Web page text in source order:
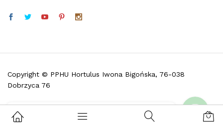
Copyright © PPHU Hortulus Iwona Bigońska, 76-038
Dobrzyca 76
Skontaktuj się z nami i zadaj pytanie